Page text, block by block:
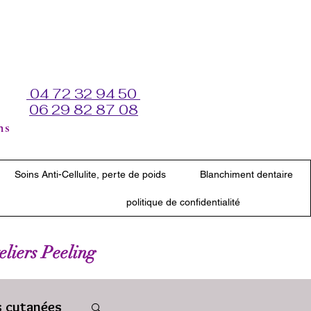
06 29 82 87 08
04 72 32 94 50
Soins Anti-Cellulite, perte de poids Blanchiment dentaire
politique de confidentialité
Peeling